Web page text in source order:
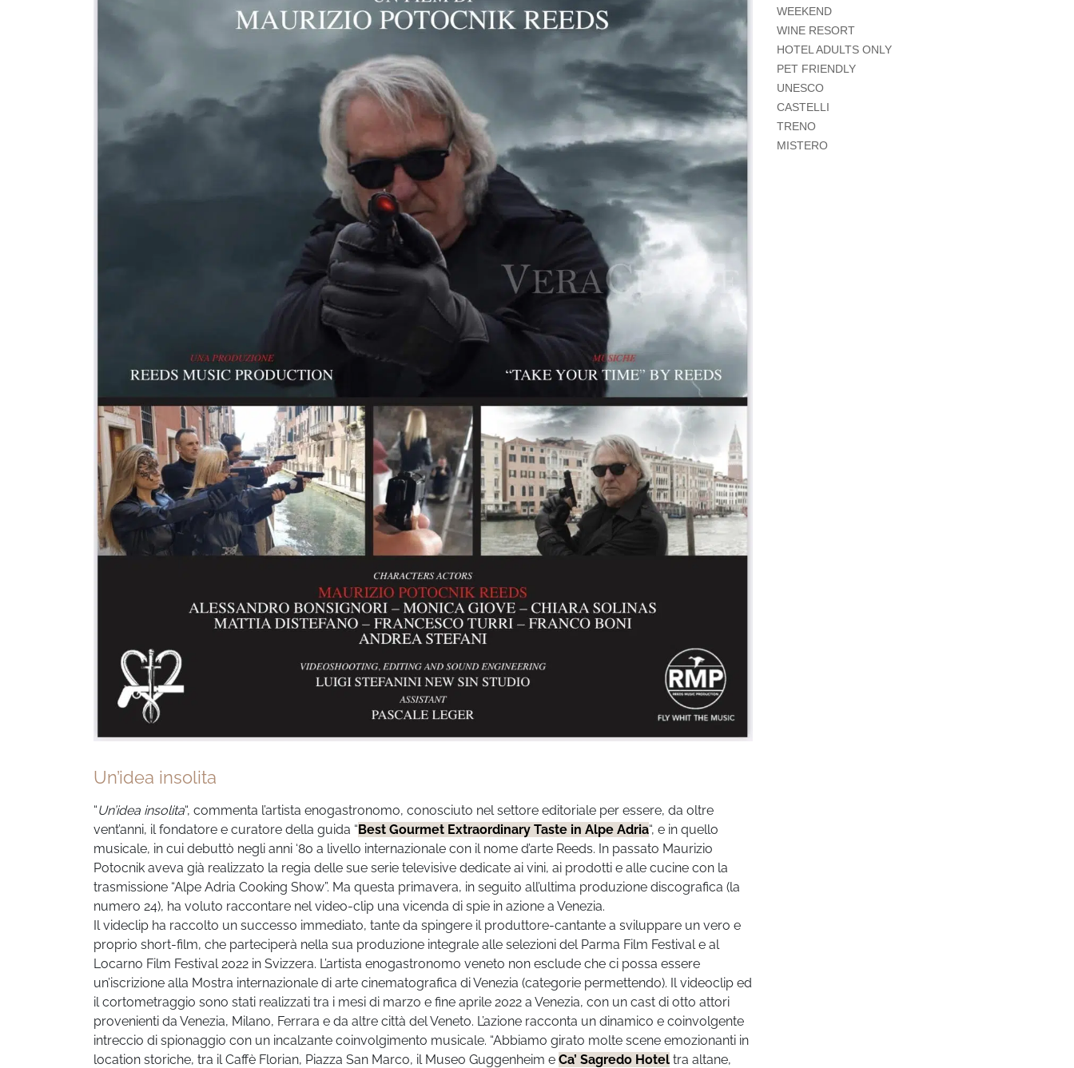
Un’idea insolita
“Un’idea insolita“, commenta l’artista enogastronomo, conosciuto nel settore editoriale per essere, da oltre
vent’anni, il fondatore e curatore della guida “Best Gourmet Extraordinary Taste in Alpe Adria“, e in quello
musicale, in cui debuttò negli anni ‘80 a livello internazionale con il nome d’arte Reeds. In passato Maurizio
Potocnik aveva già realizzato la regia delle sue serie televisive dedicate ai vini, ai prodotti e alle cucine con la
trasmissione “Alpe Adria Cooking Show”. Ma questa primavera, in seguito all’ultima produzione discografica (la
numero 24), ha voluto raccontare nel video-clip una vicenda di spie in azione a Venezia.
Il videclip ha raccolto un successo immediato, tante da spingere il produttore-cantante a sviluppare un vero e
proprio short-film, che parteciperà nella sua produzione integrale alle selezioni del Parma Film Festival e al
Locarno Film Festival 2022 in Svizzera. L’artista enogastronomo veneto non esclude che ci possa essere
un’iscrizione alla Mostra internazionale di arte cinematografica di Venezia (categorie permettendo). Il videoclip ed
il cortometraggio sono stati realizzati tra i mesi di marzo e fine aprile 2022 a Venezia, con un cast di otto attori
provenienti da Venezia, Milano, Ferrara e da altre città del Veneto. L’azione racconta un dinamico e coinvolgente
intreccio di spionaggio con un incalzante coinvolgimento musicale. “Abbiamo girato molte scene emozionanti in
location storiche, tra il Caffè Florian, Piazza San Marco, il Museo Guggenheim e Ca’ Sagredo Hotel tra altane,
WEEKEND
WINE RESORT
HOTEL ADULTS ONLY
PET FRIENDLY
UNESCO
CASTELLI
TRENO
MISTERO